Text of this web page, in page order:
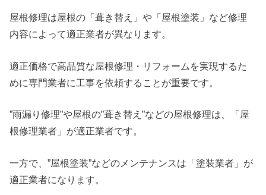
屋根修理は屋根の「葺き替え」や「屋根塗装」など修理
内容によって適正業者が異なります。
適正価格で高品質な屋根修理・リフォームを実現するた
めに専門業者に工事を依頼することが重要です。
”雨漏り修理”や屋根の”葺き替え”などの屋根修理は、「屋
根修理業者」が適正業者です。
一方で、”屋根塗装”などのメンテナンスは「塗装業者」が
適正業者になります。